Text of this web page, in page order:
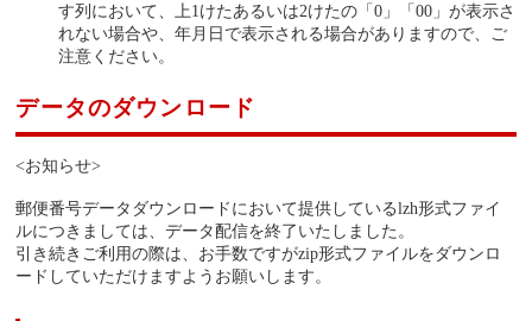
す列において、上1けたあるいは2けたの「0」「00」が表示さ
れない場合や、年月日で表示される場合がありますので、ご
注意ください。
データのダウンロード
<お知らせ>
郵便番号データダウンロードにおいて提供しているlzh形式ファイ
ルにつきましては、データ配信を終了いたしました。
引き続きご利用の際は、お手数ですがzip形式ファイルをダウンロ
ードしていただけますようお願いします。